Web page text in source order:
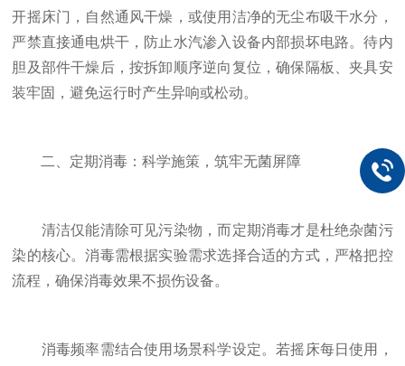
开摇床门，自然通风干燥，或使用洁净的无尘布吸干水分，
严禁直接通电烘干，防止水汽渗入设备内部损坏电路。待内
胆及部件干燥后，按拆卸顺序逆向复位，确保隔板、夹具安
装牢固，避免运行时产生异响或松动。
二、定期消毒：科学施策，筑牢无菌屏障
清洁仅能清除可见污染物，而定期消毒才是杜绝杂菌污
染的核心。消毒需根据实验需求选择合适的方式，严格把控
流程，确保消毒效果不损伤设备。
消毒频率需结合使用场景科学设定。若摇床每日使用，